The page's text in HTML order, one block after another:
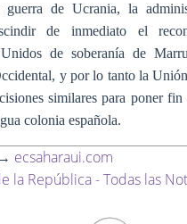
guerra de Ucrania, la
de inmediato el
de soberanía de
y por lo tanto la
similares para poner
colonia española.
ecsaharaui.com
la República - Todas las